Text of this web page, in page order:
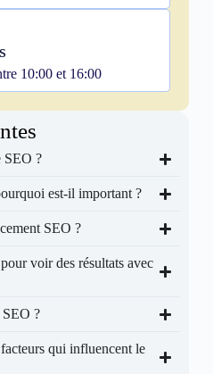
10:00 et 16:00
SEO ?
est-il important ?
SEO ?
voir des résultats avec
SEO ?
qui influencent le